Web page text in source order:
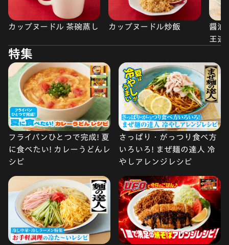
カップヌードル 茶碗蒸し カップヌードル炒飯
醤油
王道
特集
フライパンひとつで完成! 夏
に食べたい! カレーうどんレ
シピ
さっぱり・がっつり食べ方
いろいろ! まぜ麺の達人 冷
やしアレンジレシピ